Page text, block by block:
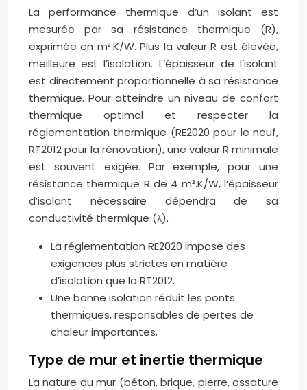
La performance thermique d’un isolant est
mesurée par sa résistance thermique (R),
exprimée en m².K/W. Plus la valeur R est élevée,
meilleure est l’isolation. L’épaisseur de l’isolant
est directement proportionnelle à sa résistance
thermique. Pour atteindre un niveau de confort
thermique optimal et respecter la
réglementation thermique (RE2020 pour le neuf,
RT2012 pour la rénovation), une valeur R minimale
est souvent exigée. Par exemple, pour une
résistance thermique R de 4 m².K/W, l’épaisseur
d’isolant nécessaire dépendra de sa
conductivité thermique (λ).
La réglementation RE2020 impose des
exigences plus strictes en matière
d’isolation que la RT2012.
Une bonne isolation réduit les ponts
thermiques, responsables de pertes de
chaleur importantes.
Type de mur et inertie thermique
La nature du mur (béton, brique, pierre, ossature